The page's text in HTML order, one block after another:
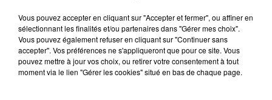
Vous pouvez accepter en cliquant sur "Accepter et fermer", ou affiner en
sélectionnant les finalités et/ou partenaires dans "Gérer mes choix".
Vous pouvez également refuser en cliquant sur "Continuer sans
accepter". Vos préférences ne s'appliqueront que pour ce site. Vous
pouvez mettre à jour vos choix, ou retirer votre consentement à tout
moment via le lien "Gérer les cookies" situé en bas de chaque page.